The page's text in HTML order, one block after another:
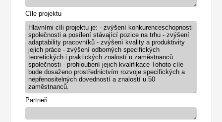
Cíle projektu
Hlavními cíli projektu je: - zvýšení konkurenceschopnosti
společnosti a posílení stávající pozice na trhu - zvýšení
adaptability pracovníků - zvýšení kvality a produktivity
jejich práce - zvýšení odborných specifických
teoretických i praktických znalostí u zaměstnanců
společnosti - prohloubení jejich kvalifikace Tohoto cíle
bude dosaženo prostřednictvím rozvoje specifických a
nepřenositelných dovedností a znalostí u 50
zaměstnanců.
Partneři